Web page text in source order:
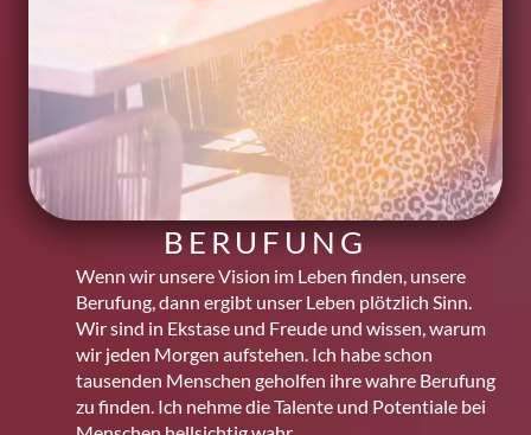
BERUFUNG
Wenn wir unsere Vision im Leben finden, unsere
Berufung, dann ergibt unser Leben plötzlich Sinn.
Wir sind in Ekstase und Freude und wissen, warum
wir jeden Morgen aufstehen. Ich habe schon
tausenden Menschen geholfen ihre wahre Berufung
zu finden. Ich nehme die Talente und Potentiale bei